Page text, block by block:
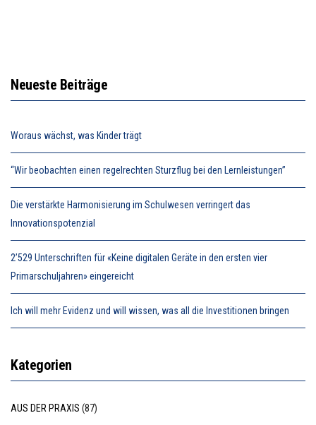
Neueste Beiträge
Woraus wächst, was Kinder trägt
“Wir beobachten einen regelrechten Sturzflug bei den Lernleistungen”
Die verstärkte Harmonisierung im Schulwesen verringert das
Innovationspotenzial
2’529 Unterschriften für «Keine digitalen Geräte in den ersten vier
Primarschuljahren» eingereicht
Ich will mehr Evidenz und will wissen, was all die Investitionen bringen
Kategorien
AUS DER PRAXIS (87)